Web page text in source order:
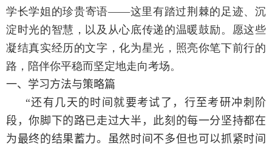
学长学姐的珍贵寄语——这里有踏过荆棘的足迹、沉
淀时光的智慧，以及从心底传递的温暖鼓励。愿这些
凝结真实经历的文字，化为星光，照亮你笔下前行的
路，陪伴你平稳而坚定地走向考场。
一、学习方法与策略篇
“还有几天的时间就要考试了，行至考研冲刺阶
段，你脚下的路已走过大半，此刻的每一分坚持都在
为最终的结果蓄力。虽然时间不多但也可以抓紧时间